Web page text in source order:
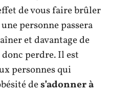
de vous faire brûler
personne passera
et davantage de
perdre. Il est
personnes qui
des’adonner à